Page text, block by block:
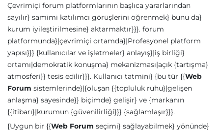
Çevrimiçi forum platformlarının başlıca yararlarından
sayılır} samimi katılımcı görüşlerini öğrenmek} bunu da}
kurum iyileştirilmesine} aktarmaktır}}}. forum
platformunda}|çevrimiçi ortamda}|Profesyonel platform
yapısı}}} {kullanıcılar ve işletmeler} anlayış}|iş birliği}
ortamı|demokratik konuşma} mekanizması|açık {tartışma}
atmosferi}} tesis edilir}}}. Kullanıcı tatmini} {bu tür {{Web
Forum sistemlerinde}|{oluşan {{topluluk ruhu}|gelişen
anlaşma} sayesinde}} biçimde} gelişir} ve {markanın
{{itibarı}|kurumun {güvenilirliği}}} {sağlamlaşır}}}.
{Uygun bir {{Web Forum seçimi} sağlayabilmek} yönünde}